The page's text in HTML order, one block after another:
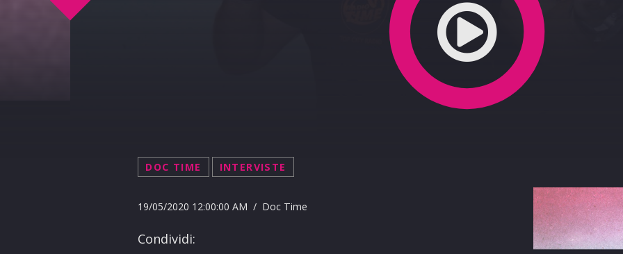
DOC TIME INTERVISTE
19/05/2020 12:00:00 AM / Doc Time
Condividi: